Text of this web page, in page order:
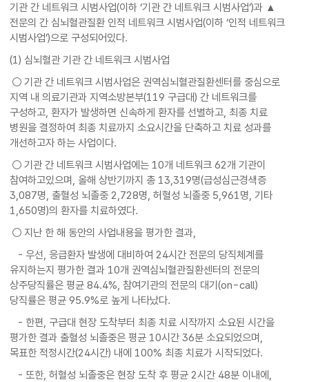
기관 간 네트워크 시범사업(이하 ‘기관 간 네트워크 시범사업’)과 ▲
전문의 간 심뇌혈관질환 인적 네트워크 시범사업(이하 ‘인적 네트워크
시범사업’)으로 구성되어있다.
(1) 심뇌혈관 기관 간 네트워크 시범사업
○ 기관 간 네트워크 시범사업은 권역심뇌혈관질환센터를 중심으로
지역 내 의료기관과 지역소방본부(119 구급대) 간 네트워크를
구성하고, 환자가 발생하면 신속하게 환자를 선별하고, 최종 치료
병원을 결정하여 최종 치료까지 소요시간을 단축하고 치료 성과를
개선하고자 하는 사업이다.
○ 기관 간 네트워크 시범사업에는 10개 네트워크 62개 기관이
참여하고있으며, 올해 상반기까지 총 13,319명(급성심근경색증
3,087명, 출혈성 뇌졸중 2,728명, 허혈성 뇌졸중 5,961명, 기타
1,650명)의 환자를 치료하였다.
○ 지난 한 해 동안의 사업내용을 평가한 결과,
- 우선, 응급환자 발생에 대비하여 24시간 전문의 당직체계를
유지하는지 평가한 결과 10개 권역심뇌혈관질환센터의 전문의
상주당직률은 평균 84.4%, 참여기관의 전문의 대기(on-call)
당직률은 평균 95.9%로 높게 나타났다.
- 한편, 구급대 현장 도착부터 최종 치료 시작까지 소요된 시간을
평가한 결과 출혈성 뇌졸중은 평균 10시간 36분 소요되었으며,
목표한 적정시간(24시간) 내에 100% 최종 치료가 시작되었다.
- 또한, 허혈성 뇌졸중은 현장 도착 후 평균 2시간 48분 이내에,